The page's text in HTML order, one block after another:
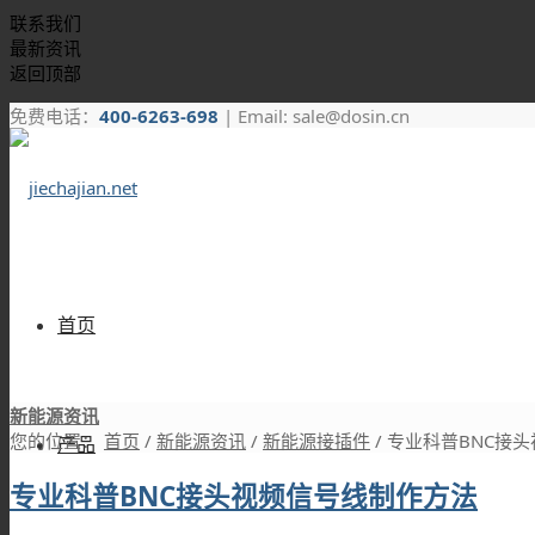
联系我们
最新资讯
返回顶部
免费电话： 400-6263-698 | Email: sale@dosin.cn
首页
产品
新能源资讯
您的位置： 首页 / 新能源资讯 / 新能源接插件 / 专业科普BNC接
专业科普BNC接头视频信号线制作方法